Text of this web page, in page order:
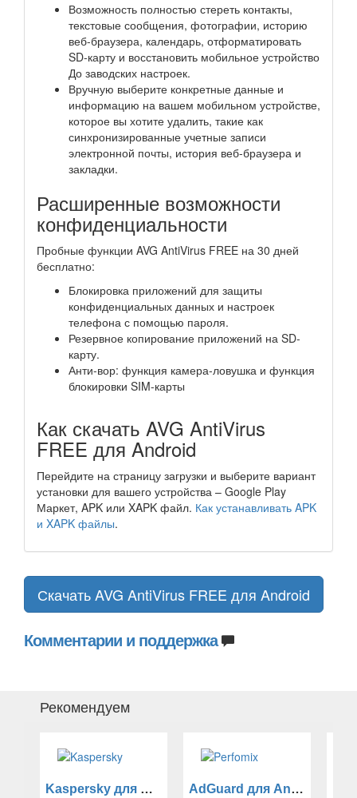
Возможность полностью стереть контакты,
текстовые сообщения, фотографии, историю
веб-браузера, календарь, отформатировать
SD-карту и восстановить мобильное устройство
До заводских настроек.
Вручную выберите конкретные данные и
информацию на вашем мобильном устройстве,
которое вы хотите удалить, такие как
синхронизированные учетные записи
электронной почты, история веб-браузера и
закладки.
Расширенные возможности
конфиденциальности
Пробные функции AVG AntiVirus FREE на 30 дней
бесплатно:
Блокировка приложений для защиты
конфиденциальных данных и настроек
телефона с помощью пароля.
Резервное копирование приложений на SD-
карту.
Анти-вор: функция камера-ловушка и функция
блокировки SIM-карты
Как скачать AVG AntiVirus
FREE для Android
Перейдите на страницу загрузки и выберите вариант
установки для вашего устройства – Google Play
Маркет, APK или XAPK файл. Как устанавливать APK
и XAPK файлы.
Скачать AVG AntiVirus FREE для Android
Комментарии и поддержка
Рекомендуем
Kaspersky для Android AdGuard для Android